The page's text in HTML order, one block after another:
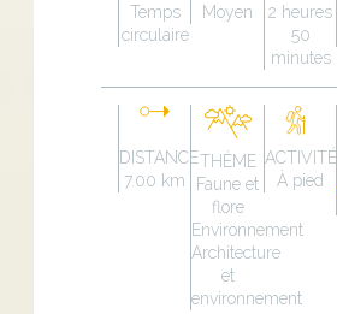
Temps
circulaire
Moyen
2 heures
50
minutes
DISTANCE
7.00 km
THÈME
Faune et
flore
Environnement
Architecture
et
environnement
ACTIVITÉ
À pied